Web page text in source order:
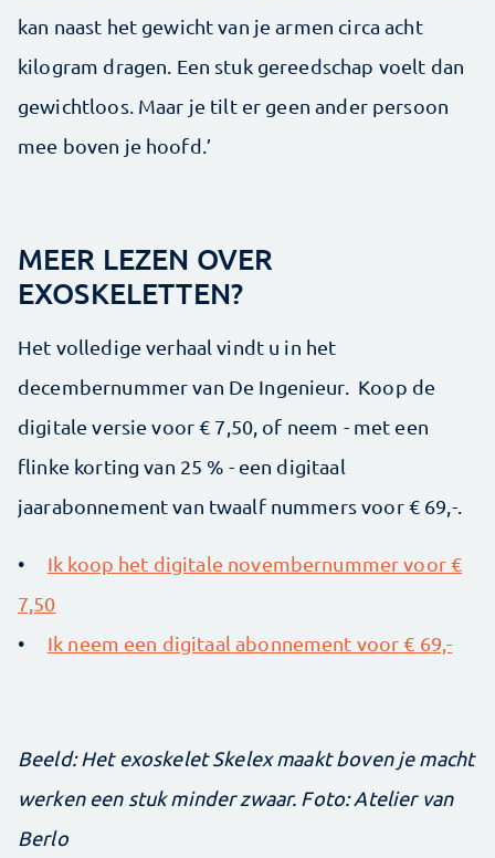
kan naast het gewicht van je armen circa acht
kilogram dragen. Een stuk gereedschap voelt dan
gewichtloos. Maar je tilt er geen ander persoon
mee boven je hoofd.’
MEER LEZEN OVER
EXOSKELETTEN?
Het volledige verhaal vindt u in het
decembernummer van De Ingenieur. Koop de
digitale versie voor € 7,50, of neem - met een
flinke korting van 25 % - een digitaal
jaarabonnement van twaalf nummers voor € 69,-.
• Ik koop het digitale novembernummer voor €
7,50
• Ik neem een digitaal abonnement voor € 69,-
Beeld: Het exoskelet Skelex maakt boven je macht
werken een stuk minder zwaar. Foto: Atelier van
Berlo